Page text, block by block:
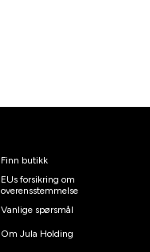
Finn butikk
EUs forsikring om
overensstemmelse
Vanlige spørsmål
Om Jula Holding